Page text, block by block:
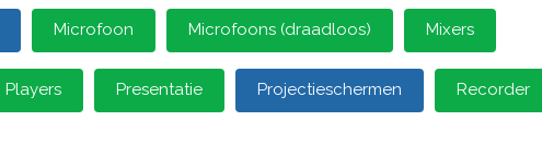
Microfoon Microfoons (draadloos) Mixers
Players Presentatie Projectieschermen Recorder